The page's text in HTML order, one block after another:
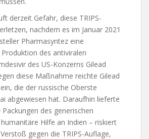
derzeit Gefahr, diese TRIPS-
nachdem es im Januar 2021
Pharmasyntez eine
des antiviralen
des US-Konzerns Gilead
diese Maßnahme reichte Gilead
die der russische Oberste
abgewiesen hat. Daraufhin lieferte
Packungen des generischen
Hilfe an Indien – riskiert
gegen die TRIPS-Auflage,